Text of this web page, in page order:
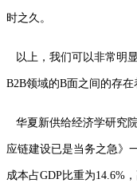
时之久。
以上，我们可以非常明
B2B领域的B面之间的存在
华夏新供给经济学研究
应链建设已是当务之急》
成本占GDP比重为14.6%